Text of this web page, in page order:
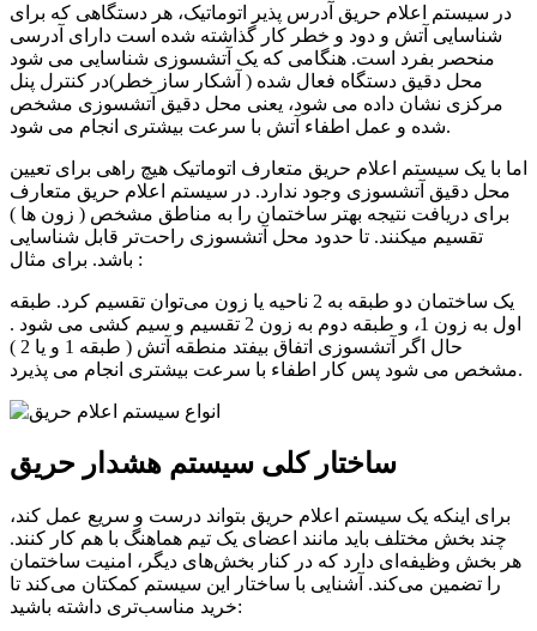
در سیستم اعلام حریق آدرس پذیر اتوماتیک، هر دستگاهی که برای
شناسایی آتش و دود و خطر کار گذاشته شده است دارای آدرسی
منحصر بفرد است. هنگامی که یک آتشسوزی شناسایی می شود
محل دقیق دستگاه فعال شده ( آشکار ساز خطر)در کنترل پنل
مرکزی نشان داده می شود، یعنی محل دقیق آتشسوزی مشخص
شده و عمل اطفاء آتش با سرعت بیشتری انجام می شود.
اما با یک سیستم اعلام حریق متعارف اتوماتیک هیچ راهی برای تعیین
محل دقیق آتشسوزی وجود ندارد. در سیستم اعلام حریق متعارف
برای دریافت نتیجه بهتر ساختمان را به مناطق مشخص ( زون ها )
تقسیم میکنند. تا حدود محل آتشسوزی راحت‌تر قابل شناسایی
باشد. برای مثال :
یک ساختمان دو طبقه به 2 ناحیه یا زون می‌توان تقسیم کرد. طبقه
اول به زون 1، و طبقه دوم به زون 2 تقسیم و سیم کشی می شود .
حال اگر آتشسوزی اتفاق بیفتد منطقه آتش ( طبقه 1 و یا 2 )
مشخص می شود پس کار اطفاء با سرعت بیشتری انجام می پذیرد.
برای اینکه یک سیستم اعلام حریق بتواند درست و سریع عمل کند،
چند بخش مختلف باید مانند اعضای یک تیم هماهنگ با هم کار کنند.
هر بخش وظیفه‌ای دارد که در کنار بخش‌های دیگر، امنیت ساختمان
را تضمین می‌کند. آشنایی با ساختار این سیستم کمکتان می‌کند تا
خرید مناسب‌تری داشته باشید: